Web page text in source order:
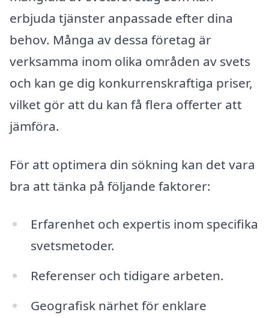
erbjuda tjänster anpassade efter dina
behov. Många av dessa företag är
verksamma inom olika områden av svets
och kan ge dig konkurrenskraftiga priser,
vilket gör att du kan få flera offerter att
jämföra.
För att optimera din sökning kan det vara
bra att tänka på följande faktorer:
Erfarenhet och expertis inom specifika
svetsmetoder.
Referenser och tidigare arbeten.
Geografisk närhet för enklare